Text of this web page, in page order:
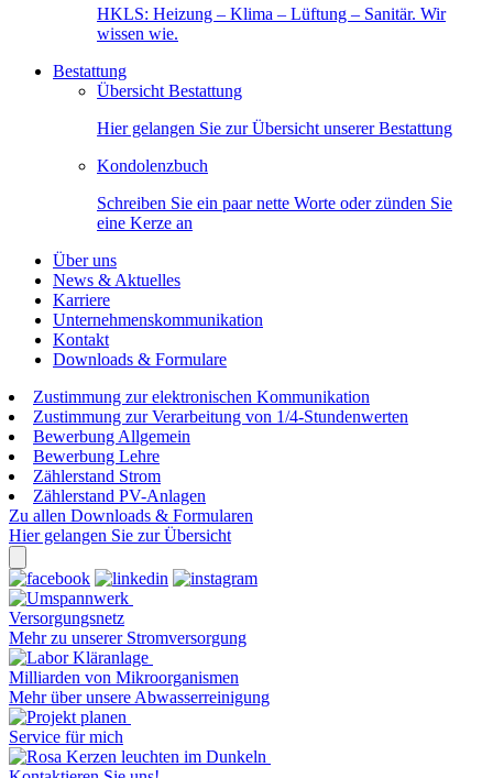
HKLS: Heizung – Klima – Lüftung – Sanitär. Wir
wissen wie.
Bestattung
Übersicht Bestattung
Hier gelangen Sie zur Übersicht unserer Bestattung
Kondolenzbuch
Schreiben Sie ein paar nette Worte oder zünden Sie
eine Kerze an
Über uns
News & Aktuelles
Karriere
Unternehmenskommunikation
Kontakt
Downloads & Formulare
Zustimmung zur elektronischen Kommunikation
Zustimmung zur Verarbeitung von 1/4-Stundenwerten
Bewerbung Allgemein
Bewerbung Lehre
Zählerstand Strom
Zählerstand PV-Anlagen
Zu allen Downloads & Formularen
Hier gelangen Sie zur Übersicht
Versorgungsnetz
Mehr zu unserer Stromversorgung
Milliarden von Mikroorganismen
Mehr über unsere Abwasserreinigung
Service für mich